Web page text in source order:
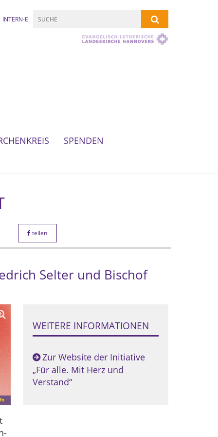
INTERN-E
SPENDEN
teilen
Selter und Bischof
WEITERE INFORMATIONEN
Zur Website der Initiative
„Für alle. Mit Herz und
Verstand“